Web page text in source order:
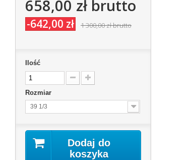
658,00 złbrutto
-642,00 zł 1 300,00 złbrutto
Ilość
Rozmiar
39 1/3
Dodaj do
koszyka